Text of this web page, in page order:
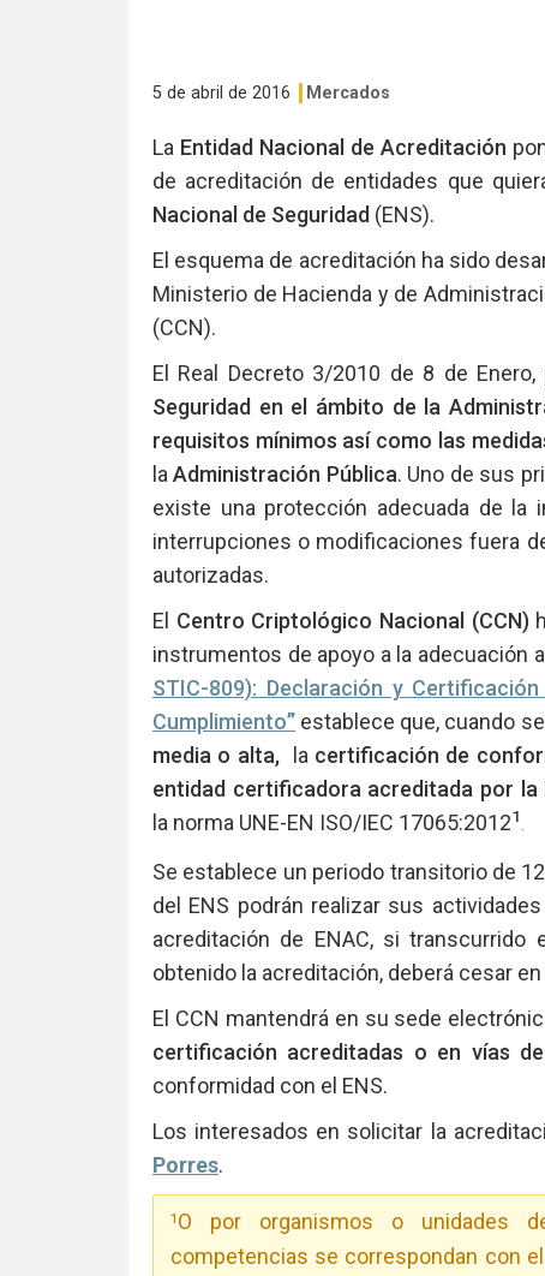
5 de abril de 2016 Mercados
La Entidad Nacional de Acreditación
de acreditación de entidades que
Nacional de Seguridad (ENS).
El esquema de acreditación ha sido
Ministerio de Hacienda y de
(CCN).
El Real Decreto 3/2010 de 8 de
Seguridad en el ámbito de la
requisitos mínimos así como las
laAdministración Pública. Uno de sus
existe una protección adecuada de
interrupciones o modificaciones fuera
autorizadas.
El Centro Criptológico Nacional (CCN)
instrumentos de apoyo a la adecuación
STIC-809): Declaración y
Cumplimiento” establece que, cuando
media o alta,
la certificación de
entidad certificadora acreditada por la
la norma UNE-EN ISO/IEC 17065:20121
Se establece un periodo transitorio de
del ENS podrán realizar sus
acreditación de ENAC, si
obtenido la acreditación, deberá cesar
El CCN mantendrá en su sede
certificación acreditadas o en vías
conformidad con el ENS.
Los interesados en solicitar la
Porres.
1 O por organismos o unidades
competencias se correspondan con